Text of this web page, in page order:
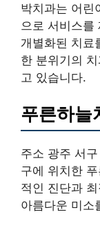
박치과는 어린
으로 서비스를
개별화된 치료
한 분위기의
고 있습니다.
푸른하늘
주소 광주 서
구에 위치한
적인 진단과
아름다운 미소